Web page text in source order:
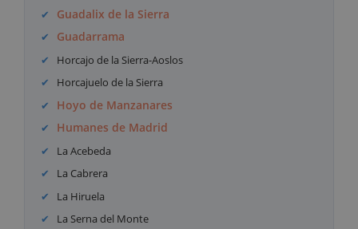
Guadalix de la Sierra
Guadarrama
Horcajo de la Sierra-Aoslos
Horcajuelo de la Sierra
Hoyo de Manzanares
Humanes de Madrid
La Acebeda
La Cabrera
La Hiruela
La Serna del Monte